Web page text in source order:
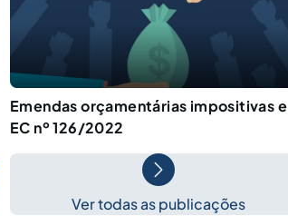
Emendas orçamentárias impositivas e
EC nº 126/2022
Ver todas as publicações